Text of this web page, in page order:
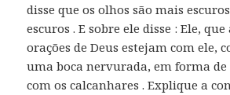
disse que os olhos são mais
escuros . E sobre ele disse : Ele, que
orações de Deus estejam com ele,
uma boca nervurada, em forma de
com os calcanhares . Explique a